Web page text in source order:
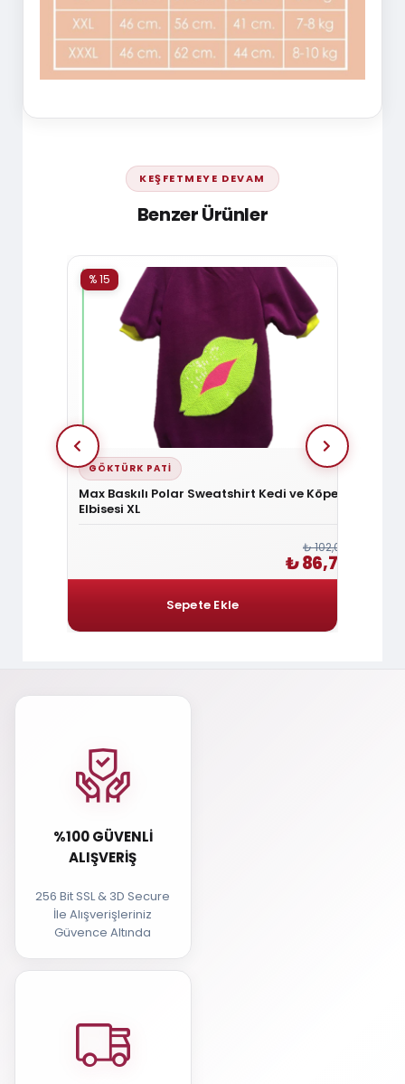
KEŞFETMEYE DEVAM
Benzer Ürünler
GÖKTÜRK PATI
Max Baskılı Polar Sweatshirt Kedi ve Köpek
Elbisesi XL
% 15
₺ 102,00
₺ 86,70
%100 GÜVENLI
ALIŞVERIŞ
256 Bit SSL & 3D Secure
İle Alışverişleriniz
Güvence Altında